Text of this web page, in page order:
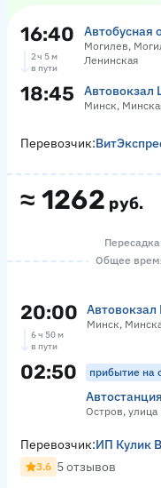
16:40 Автобусная
Могилев,
Ленинская
2 ч 5 м
в пути
18:45 Автовокзал
Минск,
≈ 1262 руб.
Перевозчик:
Общее
20:00 Минск,
6 ч 50 м
в пути
02:50 прибытие на
Автостанция
Остров, улица
Перевозчик:ИП Кулик
3.6 5 отзывов